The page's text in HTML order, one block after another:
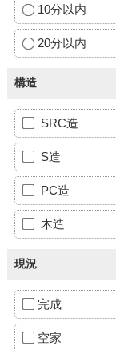
10分以内
20分以内
構造
SRC造
S造
PC造
木造
現況
完成
空家